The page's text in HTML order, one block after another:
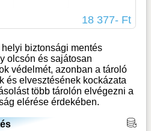
18 377- Ft
biztonsági mentés
olcsón és sajátosan
védelmét, azonban a tároló
és elvesztésének kockázata
több tárolón elvégezni a
elérése érdekében.